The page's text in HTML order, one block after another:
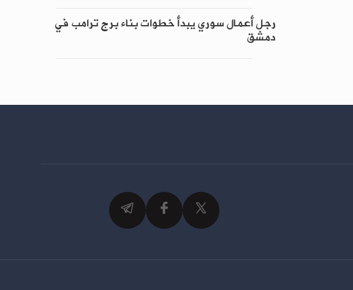
رجل أعمال سوري يبدأ خطوات بناء برج ترامب في
دمشق